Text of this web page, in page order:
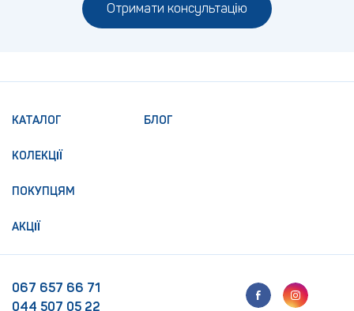
Отримати консультацію
КАТАЛОГ
КОЛЕКЦІЇ
ПОКУПЦЯМ
АКЦІЇ
БЛОГ
067 657 66 71
044 507 05 22